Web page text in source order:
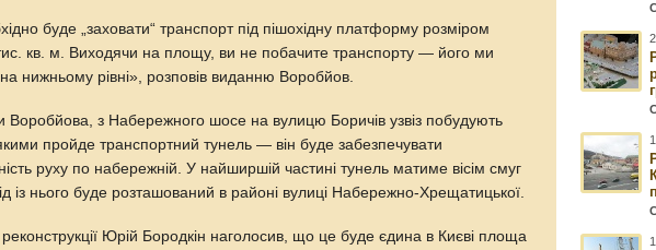
буде „заховати“ транспорт під пішохідну платформу розміром
кв. м. Виходячи на площу, ви не побачите транспорту — його ми
нижньому рівні», розповів виданню Воробйов.
Воробйова, з Набережного шосе на вулицю Боричів узвіз побудують
пройде транспортний тунель — він буде забезпечувати
руху по набережній. У найширшій частині тунель матиме вісім смуг
із нього буде розташований в районі вулиці Набережно-Хрещатицької.
реконструкції Юрій Бородкін наголосив, що це буде єдина в Києві площа